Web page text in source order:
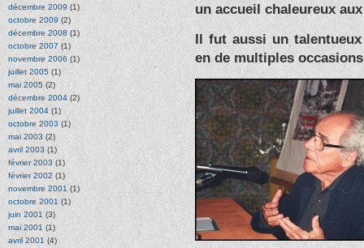
décembre 2009 (1)
octobre 2009 (2)
décembre 2008 (1)
octobre 2007 (1)
novembre 2006 (1)
juillet 2005 (1)
mai 2005 (2)
décembre 2004 (2)
juillet 2004 (1)
octobre 2003 (1)
mai 2003 (2)
avril 2003 (1)
février 2003 (1)
février 2002 (1)
novembre 2001 (1)
octobre 2001 (1)
juin 2001 (3)
mai 2001 (1)
avril 2001 (4)
un accueil chaleureux
Il fut aussi un
en de multiples